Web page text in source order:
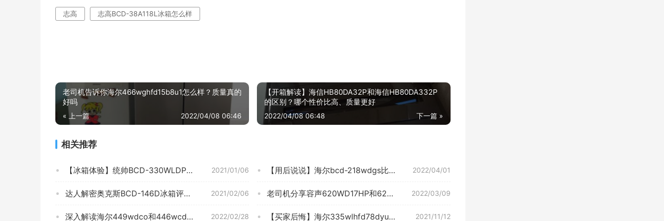
志高 志高BCD-38A118L冰箱怎么样
老司机告诉你海尔466wghfd15b8u1怎么样？质量真的
好吗
« 上一篇 2022/04/08 06:46
【开箱解读】海信HB80DA32P和海信HB80DA332P
的区别？哪个性价比高、质量更好
下一篇 »
2022/04/08 06:48
相关推荐
2021/01/06
【冰箱体验】统帅BCD-330WLDPP质量评测怎么样好不好用？ 2022/04/01
【用后说说】海尔bcd-218wdgs比bcd-252哪个好？这样选不盲目
2021/02/06
达人解密奥克斯BCD-146D冰箱评测结果怎么样？不值得买吗？ 2022/03/09
老司机分享容声620WD17HP和623哪个好？这样选不盲目
2022/02/28
深入解读海尔449wdco和446wcdk有何区别？到底要怎么选择 2021/11/12
【买家后悔】海尔335wlhfd78dyu1和海尔336有什么不同？对比哪款性价比更高